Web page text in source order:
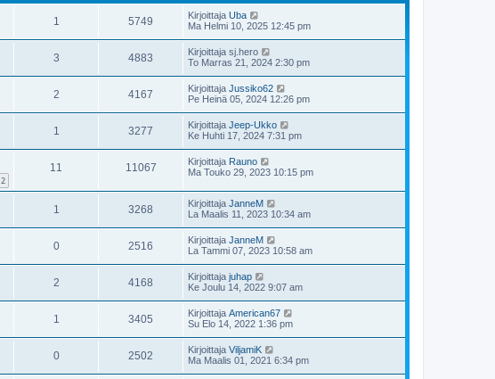
1 5749 Kirjoittaja Uba
Ma Helmi 10, 2025 12:45 pm
3 4883 Kirjoittaja sj.hero
To Marras 21, 2024 2:30 pm
2 4167 Kirjoittaja Jussiko62
Pe Heinä 05, 2024 12:26 pm
1 3277 Kirjoittaja Jeep-Ukko
Ke Huhti 17, 2024 7:31 pm
2
11 11067 Kirjoittaja Rauno
Ma Touko 29, 2023 10:15 pm
1 3268 Kirjoittaja JanneM
La Maalis 11, 2023 10:34 am
0 2516 Kirjoittaja JanneM
La Tammi 07, 2023 10:58 am
2 4168 Kirjoittaja juhap
Ke Joulu 14, 2022 9:07 am
1 3405 Kirjoittaja American67
Su Elo 14, 2022 1:36 pm
0 2502 Kirjoittaja ViljamiK
Ma Maalis 01, 2021 6:34 pm